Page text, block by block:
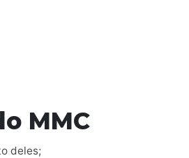
MMC
deles;